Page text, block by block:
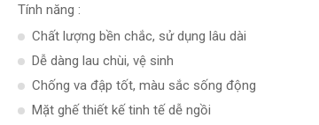
Tính năng :
Chất lượng bền chắc, sử dụng lâu dài
Dễ dàng lau chùi, vệ sinh
Chống va đập tốt, màu sắc sống động
Mặt ghế thiết kế tinh tế dễ ngồi